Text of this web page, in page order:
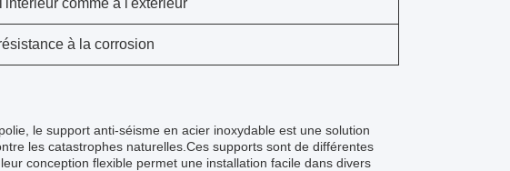
comme à l'extérieur
à la corrosion
le support anti-séisme en acier inoxydable est une solution
les catastrophes naturelles.Ces supports sont de différentes
conception flexible permet une installation facile dans divers